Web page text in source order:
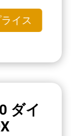
イス
ダイ